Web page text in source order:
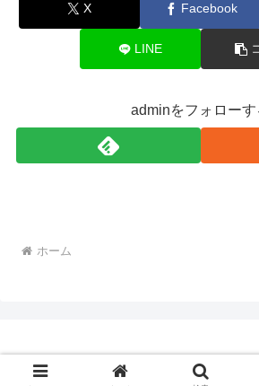
X Facebook
LINE
adminをフォローす
ホーム
© 2014 セシオの悪徳・良質出会い系